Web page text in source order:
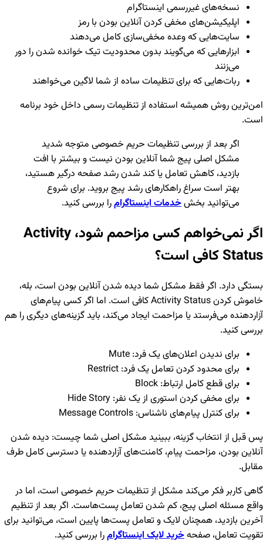
نسخه‌های غیررسمی اینستاگرام
اپلیکیشن‌های مخفی کردن آنلاین بودن با رمز
سایت‌هایی که وعده مخفی‌سازی کامل می‌دهند
ابزارهایی که می‌گویند بدون محدودیت تیک خوانده شدن را دور
می‌زنند
ربات‌هایی که برای تنظیمات ساده از شما لاگین می‌خواهند
امن‌ترین روش همیشه استفاده از تنظیمات رسمی داخل خود برنامه
است.
اگر بعد از بررسی تنظیمات حریم خصوصی متوجه شدید
مشکل اصلی پیج شما آنلاین بودن نیست و بیشتر با افت
بازدید، کاهش تعامل یا کند شدن رشد صفحه درگیر هستید،
بهتر است سراغ راهکارهای رشد پیج بروید. برای شروع
می‌توانید بخشخدمات اینستاگرامرا بررسی کنید.
اگر نمی‌خواهم کسی مزاحمم شود، Activity
Status کافی است؟
بستگی دارد. اگر فقط مشکل شما دیده شدن آنلاین بودن است، بله،
خاموش کردن Activity Status کافی است. اما اگر کسی پیام‌های
آزاردهنده می‌فرستد یا مزاحمت ایجاد می‌کند، باید گزینه‌های دیگری را هم
بررسی کنید.
برای ندیدن اعلان‌های یک فرد: Mute
برای محدود کردن تعامل یک فرد: Restrict
برای قطع کامل ارتباط: Block
برای مخفی کردن استوری از یک نفر: Hide Story
برای کنترل پیام‌های ناشناس: Message Controls
پس قبل از انتخاب گزینه، ببینید مشکل اصلی شما چیست: دیده شدن
آنلاین بودن، مزاحمت پیام، کامنت‌های آزاردهنده یا دسترسی کامل طرف
مقابل.
گاهی کاربر فکر می‌کند مشکل از تنظیمات حریم خصوصی است، اما در
واقع مسئله اصلی پیج، کم شدن تعامل پست‌هاست. اگر بعد از تنظیم
آخرین بازدید، همچنان لایک و تعامل پست‌ها پایین است، می‌توانید برای
تقویت تعامل، صفحهخرید لایک اینستاگرامرا بررسی کنید.